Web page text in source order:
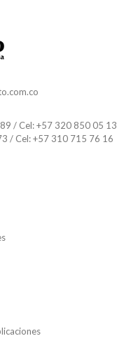
/ Cel: +57 320 850 05 13
/ Cel: +57 310 715 76 16